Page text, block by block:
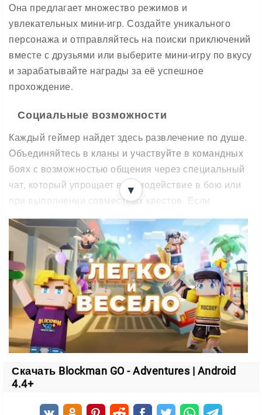
Она предлагает множество режимов и
увлекательных мини-игр. Создайте уникального
персонажа и отправляйтесь на поиски приключений
вместе с друзьями или выберите мини-игру по вкусу
и зарабатывайте награды за её успешное
прохождение.
Социальные возможности
Каждый геймер найдет здесь развлечение по душе.
Объединяйтесь в кланы и участвуйте в командных
боях с возможностью общения через специальный
чат, который упрощает взаимодействие в бою или
при выполнении совместных квестов. Если
существующие карты или мини-игры надоели,
создайте свои собственные с помощью простого в
использовании редактора, где фантазия ограничена
лишь вашим воображением.
Преимущества
Широкий выбор мини-игр;
Возможность уникализировать своего персонажа;
Создание собственной песочницы;
Свободный геймплей;
Стильная пиксельная графика.
Погрузитесь в мир Blockman GO и наслаждайтесь
▼
Скачать Blockman GO - Adventures | Android
4.4+